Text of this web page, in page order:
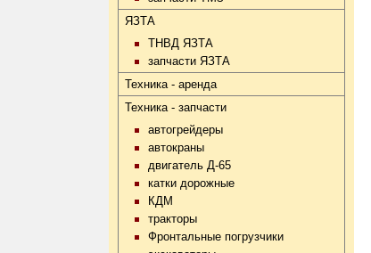
ЯЗТА
ТНВД ЯЗТА
запчасти ЯЗТА
Техника - аренда
Техника - запчасти
автогрейдеры
автокраны
двигатель Д-65
катки дорожные
КДМ
тракторы
Фронтальные погрузчики